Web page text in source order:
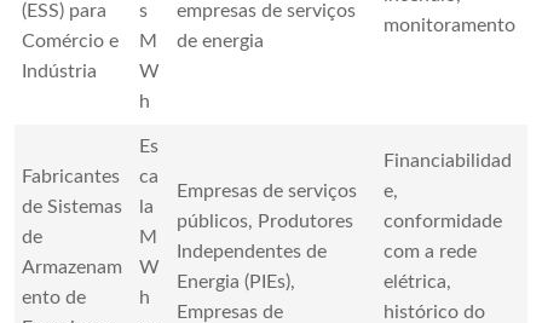
(ESS) para
Comércio e
Indústria
s
M
W
h
empresas de serviços
de energia
monitoramento
Fabricantes
de Sistemas
de
Armazenam
ento de
Es
ca
la
M
W
h
Empresas de serviços
públicos, Produtores
Independentes de
Energia (PIEs),
Empresas de
Financiabilidad
e,
conformidade
com a rede
elétrica,
histórico do